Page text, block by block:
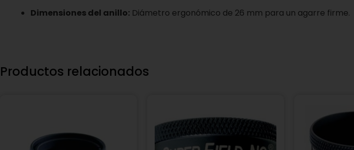
Dimensiones del anillo: Diámetro ergonómico de 26 mm para un agarre firme.
Productos relacionados